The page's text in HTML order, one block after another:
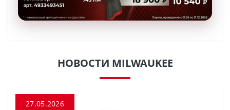
НОВОСТИ MILWAUKEE
27.05.2026